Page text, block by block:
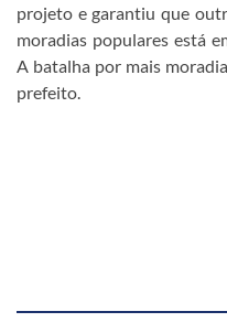
projeto e garantiu que
moradias populares está
A batalha por mais
prefeito.